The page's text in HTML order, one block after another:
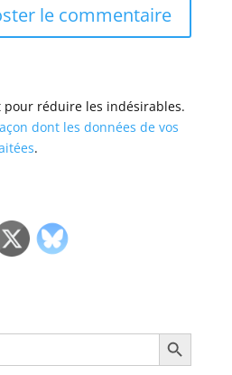
pour réduire les indésirables.
dont les données de vos
.
Search Button